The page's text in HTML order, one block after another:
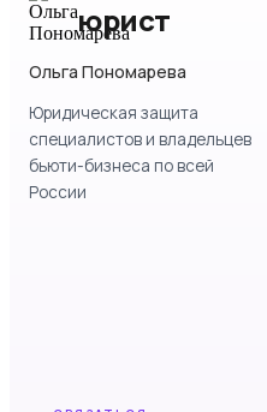
юрист
Ольга Пономарева
Юридическая защита
специалистов и владельцев
бьюти-бизнеса по всей
России